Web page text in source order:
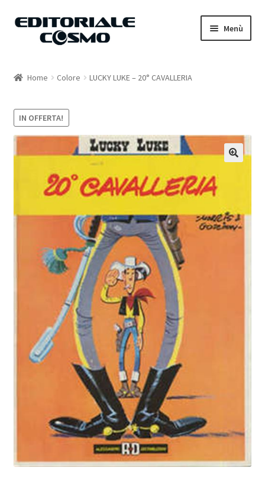
Vai
Vai
Menù
Carrello
Il mio account
Home Colore LUCKY LUKE – 20° CAVALLERIA
IN OFFERTA!